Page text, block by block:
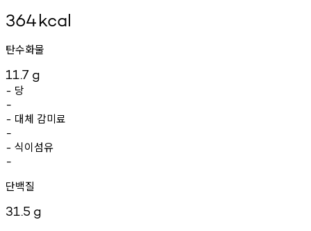
364kcal
탄수화물
11.7 g
- 당
-
- 대체 감미료
-
- 식이섬유
-
단백질
31.5 g